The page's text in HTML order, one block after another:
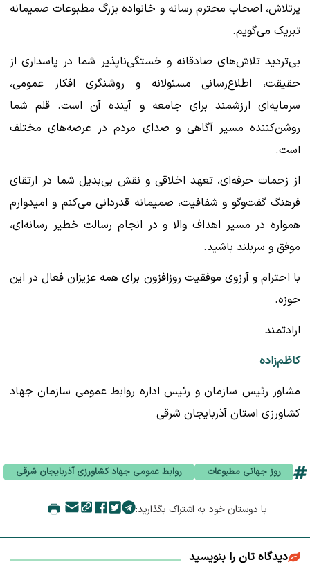
پرتلاش، اصحاب محترم رسانه و خانواده بزرگ مطبوعات صمیمانه
تبریک می‌گویم.
بی‌تردید تلاش‌های صادقانه و خستگی‌ناپذیر شما در پاسداری از
حقیقت، اطلاع‌رسانی مسئولانه و روشنگری افکار عمومی،
سرمایه‌ای ارزشمند برای جامعه و آینده آن است. قلم شما
روشن‌کننده مسیر آگاهی و صدای مردم در عرصه‌های مختلف
است.
از زحمات حرفه‌ای، تعهد اخلاقی و نقش بی‌بدیل شما در ارتقای
فرهنگ گفت‌وگو و شفافیت، صمیمانه قدردانی می‌کنم و امیدوارم
همواره در مسیر اهداف والا و در انجام رسالت خطیر رسانه‌ای،
موفق و سربلند باشید.
با احترام و آرزوی موفقیت روزافزون برای همه عزیزان فعال در این
حوزه.
ارادتمند
کاظم‌زاده
مشاور رئیس سازمان و رئیس اداره روابط عمومی سازمان جهاد
کشاورزی استان آذربایجان شرقی
روز جهانی مطبوعات روابط عمومی جهاد کشاورزی آذربایجان شرقی
با دوستان خود به اشتراک بگذارید:
دیدگاه تان را بنویسید